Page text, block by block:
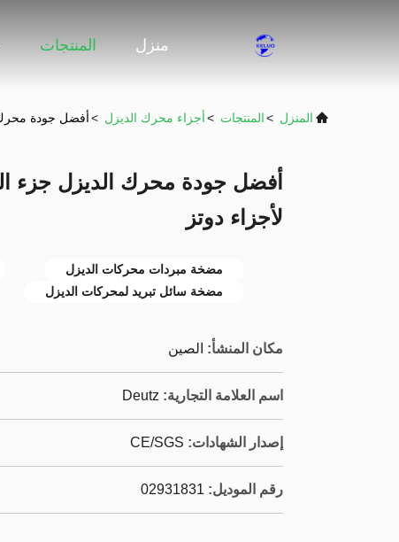
منزل المنتجات
المنزل >المنتجات >أجزاء محرك الديزل >أفضل جودة محرك
أفضل جودة محرك الديزل جزء
لأجزاء دوتز
مضخة مبردات محركات الديزل
مضخة سائل تبريد لمحركات الديزل
مكان المنشأ: الصين
اسم العلامة التجارية: Deutz
إصدار الشهادات: CE/SGS
رقم الموديل: 02931831